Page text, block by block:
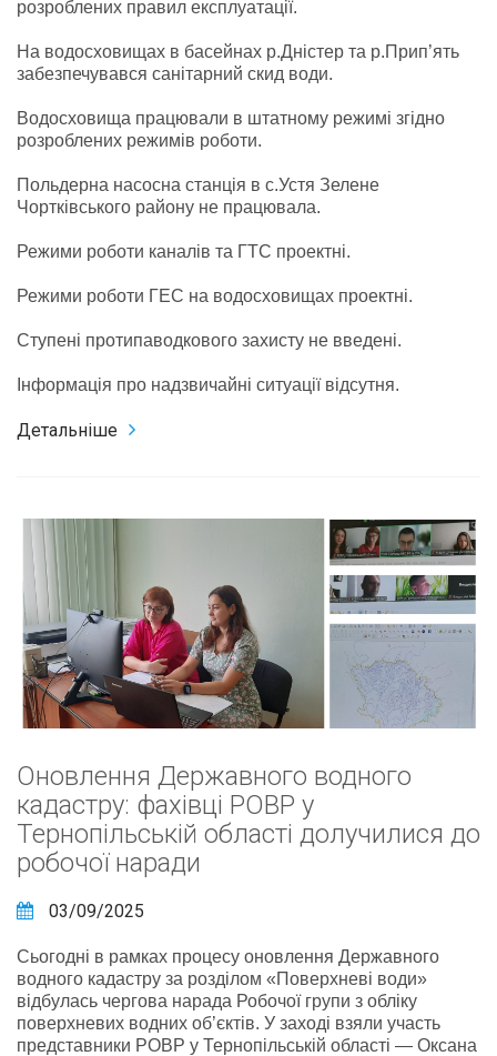
розроблених правил експлуатації.
На водосховищах в басейнах р.Дністер та р.Прип’ять
забезпечувався санітарний скид води.
Водосховища працювали в штатному режимі згідно
розроблених режимів роботи.
Польдерна насосна станція в с.Устя Зелене
Чортківського району не працювала.
Режими роботи каналів та ГТС проектні.
Режими роботи ГЕС на водосховищах проектні.
Ступені протипаводкового захисту не введені.
Інформація про надзвичайні ситуації відсутня.
Детальніше
Оновлення Державного водного
кадастру: фахівці РОВР у
Тернопільській області долучилися до
робочої наради
03/09/2025
Сьогодні в рамках процесу оновлення Державного
водного кадастру за розділом «Поверхневі води»
відбулась чергова нарада Робочої групи з обліку
поверхневих водних об’єктів. У заході взяли участь
представники РОВР у Тернопільській області — Оксана